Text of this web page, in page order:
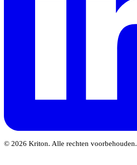
© 2026 Kriton. Alle rechten voorbehouden.